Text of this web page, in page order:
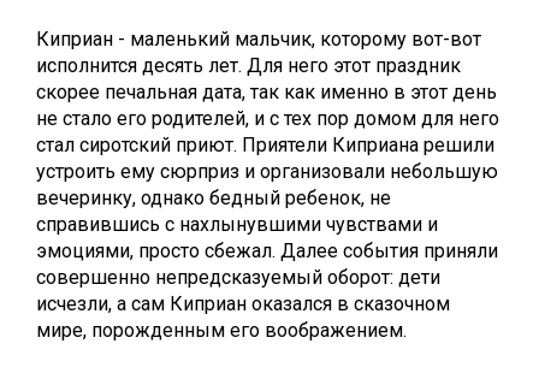
Киприан - маленький мальчик, которому вот-вот
исполнится десять лет. Для него этот праздник
скорее печальная дата, так как именно в этот день
не стало его родителей, и с тех пор домом для него
стал сиротский приют. Приятели Киприана решили
устроить ему сюрприз и организовали небольшую
вечеринку, однако бедный ребенок, не
справившись с нахлынувшими чувствами и
эмоциями, просто сбежал. Далее события приняли
совершенно непредсказуемый оборот: дети
исчезли, а сам Киприан оказался в сказочном
мире, порожденным его воображением.